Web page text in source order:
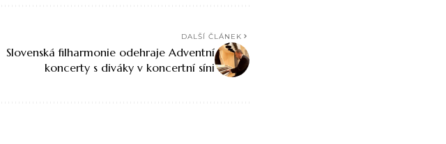
DALŠÍ ČLÁNEK
Slovenská filharmonie odehraje Adventní
koncerty s diváky v koncertní síni